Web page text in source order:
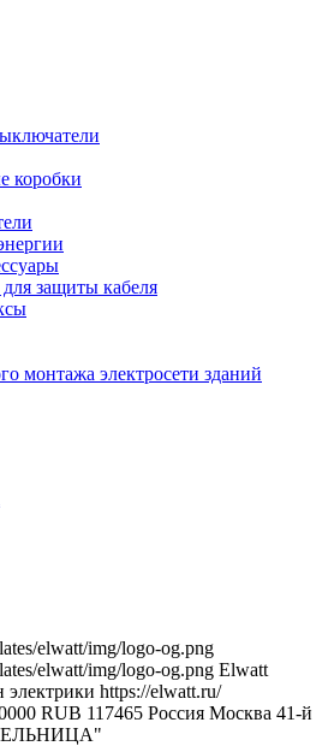
коробки
защиты кабеля
монтажа электросети зданий
elwatt/img/logo-og.png
elwatt/img/logo-og.png Elwatt
электрики https://elwatt.ru/
RUB 117465 Россия Москва 41-й